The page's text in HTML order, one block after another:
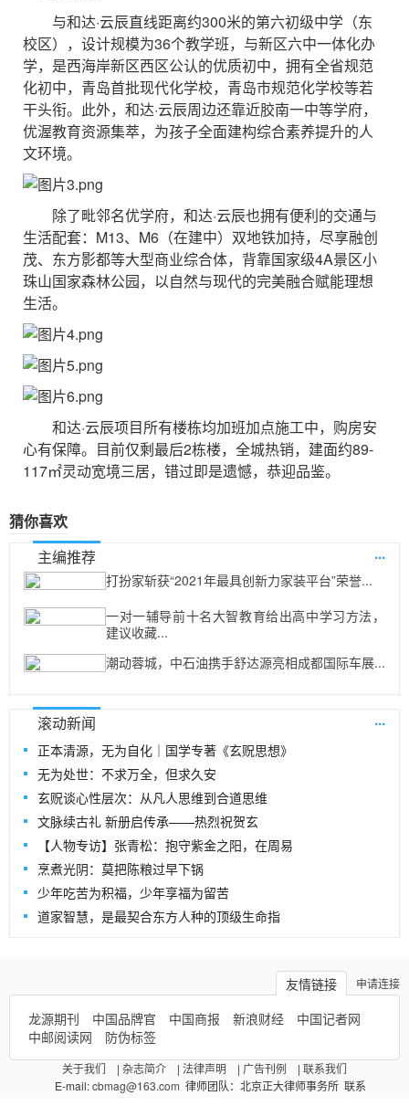
与和达·云辰直线距离约300米的第六初级中学（东
校区），设计规模为36个教学班，与新区六中一体化办
学，是西海岸新区西区公认的优质初中，拥有全省规范
化初中，青岛首批现代化学校，青岛市规范化学校等若
干头衔。此外，和达·云辰周边还靠近胶南一中等学府，
优渥教育资源集萃，为孩子全面建构综合素养提升的人
文环境。
除了毗邻名优学府，和达·云辰也拥有便利的交通与
生活配套：M13、M6（在建中）双地铁加持，尽享融创
茂、东方影都等大型商业综合体，背靠国家级4A景区小
珠山国家森林公园，以自然与现代的完美融合赋能理想
生活。
和达·云辰项目所有楼栋均加班加点施工中，购房安
心有保障。目前仅剩最后2栋楼，全城热销，建面约89-
117㎡灵动宽境三居，错过即是遗憾，恭迎品鉴。
猜你喜欢
主编推荐
...
打扮家斩获“2021年最具创新力家装平台”荣誉...
一对一辅导前十名大智教育给出高中学习方法，
建议收藏...
潮动蓉城，中石油携手舒达源亮相成都国际车展...
滚动新闻 ...
正本清源，无为自化｜国学专著《玄贶思想》
无为处世：不求万全，但求久安
玄贶谈心性层次：从凡人思维到合道思维
文脉续古礼 新册启传承——热烈祝贺玄
【人物专访】张青松：抱守紫金之阳，在周易
烹煮光阴：莫把陈粮过早下锅
少年吃苦为积福，少年享福为留苦
道家智慧，是最契合东方人种的顶级生命指
申请连接
友情链接
龙源期刊
中国品牌官 中国商报 新浪财经
中国记者网
中邮阅读网
防伪标签
关于我们 | 杂志简介 | 法律声明 | 广告刊例 | 联系我们
E-mail:cbmag@163.com 律师团队：北京正大律师事务所 联系